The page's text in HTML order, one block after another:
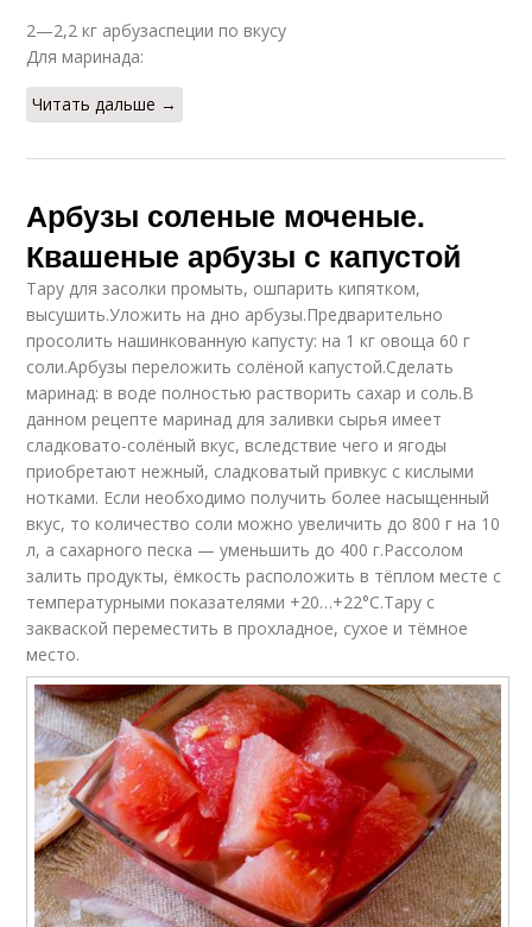
2—2,2 кг арбузаспеции по вкусу
Для маринада:
Читать дальше →
Арбузы соленые моченые.
Квашеные арбузы с капустой
Тару для засолки промыть, ошпарить кипятком,
высушить.Уложить на дно арбузы.Предварительно
просолить нашинкованную капусту: на 1 кг овоща 60 г
соли.Арбузы переложить солёной капустой.Сделать
маринад: в воде полностью растворить сахар и соль.В
данном рецепте маринад для заливки сырья имеет
сладковато-солёный вкус, вследствие чего и ягоды
приобретают нежный, сладковатый привкус с кислыми
нотками. Если необходимо получить более насыщенный
вкус, то количество соли можно увеличить до 800 г на 10
л, а сахарного песка — уменьшить до 400 г.Рассолом
залить продукты, ёмкость расположить в тёплом месте с
температурными показателями +20…+22°С.Тару с
закваской переместить в прохладное, сухое и тёмное
место.